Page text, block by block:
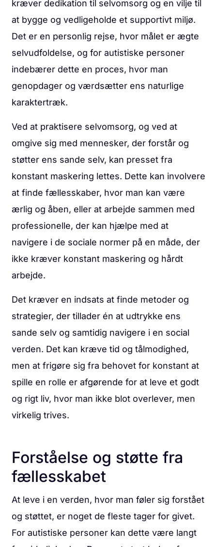
kræver dedikation til selvomsorg og en vilje til
at bygge og vedligeholde et supportivt miljø.
Det er en personlig rejse, hvor målet er ægte
selvudfoldelse, og for autistiske personer
indebærer dette en proces, hvor man
genopdager og værdsætter ens naturlige
karaktertræk.
Ved at praktisere selvomsorg, og ved at
omgive sig med mennesker, der forstår og
støtter ens sande selv, kan presset fra
konstant maskering lettes. Dette kan involvere
at finde fællesskaber, hvor man kan være
ærlig og åben, eller at arbejde sammen med
professionelle, der kan hjælpe med at
navigere i de sociale normer på en måde, der
ikke kræver konstant maskering og hårdt
arbejde.
Det kræver en indsats at finde metoder og
strategier, der tillader én at udtrykke ens
sande selv og samtidig navigere i en social
verden. Det kan kræve tid og tålmodighed,
men at frigøre sig fra behovet for konstant at
spille en rolle er afgørende for at leve et godt
og rigt liv, hvor man ikke blot overlever, men
virkelig trives.
Forståelse og støtte fra
fællesskabet
At leve i en verden, hvor man føler sig forstået
og støttet, er noget de fleste tager for givet.
For autistiske personer kan dette være langt